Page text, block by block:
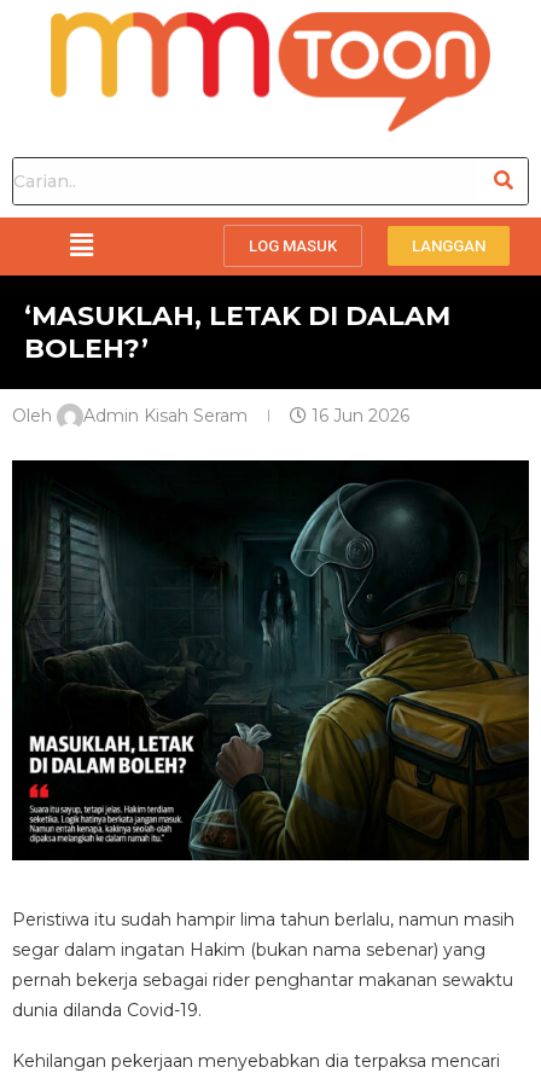
LOG MASUK LANGGAN
‘MASUKLAH, LETAK DI DALAM
BOLEH?’
Oleh Admin Kisah Seram 16 Jun 2026
Peristiwa itu sudah hampir lima tahun berlalu, namun masih
segar dalam ingatan Hakim (bukan nama sebenar) yang
pernah bekerja sebagai rider penghantar makanan sewaktu
dunia dilanda Covid-19.
Kehilangan pekerjaan menyebabkan dia terpaksa mencari